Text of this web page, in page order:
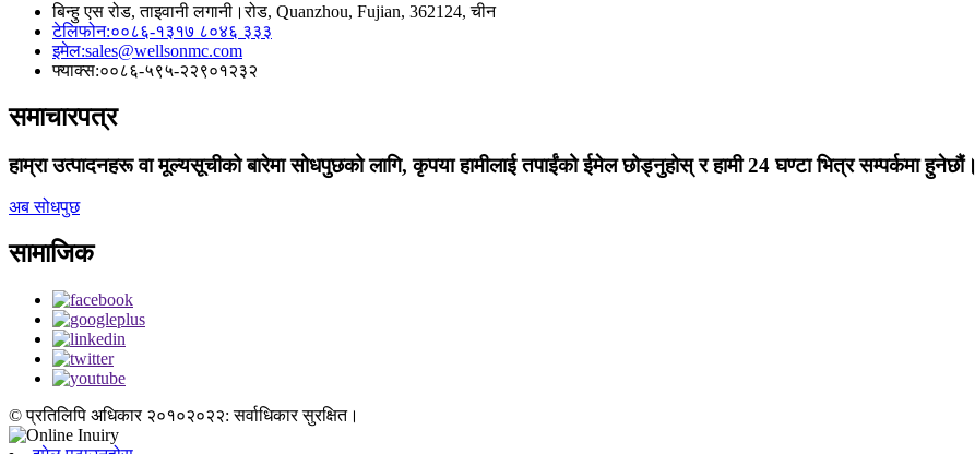
बिन्हु एस रोड, ताइवानी लगानी।रोड, Quanzhou, Fujian, 362124, चीन
टेलिफोन:००८६-१३१७ ८०४६ ३३३
इमेल:sales@wellsonmc.com
फ्याक्स:००८६-५९५-२२९०१२३२
समाचारपत्र
हाम्रा उत्पादनहरू वा मूल्यसूचीको बारेमा सोधपुछको लागि, कृपया हामीलाई तपाईंको ईमेल छोड्नुहोस् र हामी 24 घण्टा भित्र सम्पर्कमा हुनेछौं।
अब सोधपुछ
सामाजिक
© प्रतिलिपि अधिकार २०१०२०२२: सर्वाधिकार सुरक्षित।